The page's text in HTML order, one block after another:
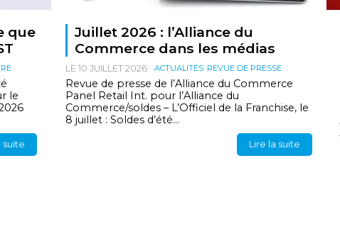
que
le
suite
Juillet 2026 : l’Alliance du
Commerce dans les médias
LE 10 JUILLET 2026 ACTUALITÉS REVUE DE PRESSE
Revue de presse de l’Alliance du Commerce
Panel Retail Int. pour l’Alliance du
Commerce/soldes – L’Officiel de la Franchise, le
8 juillet : Soldes d’été...
Lire la suite